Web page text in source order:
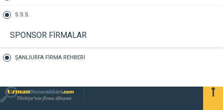
S.S.S.
SPONSOR FİRMALAR
ŞANLIURFA FİRMA REHBERİ